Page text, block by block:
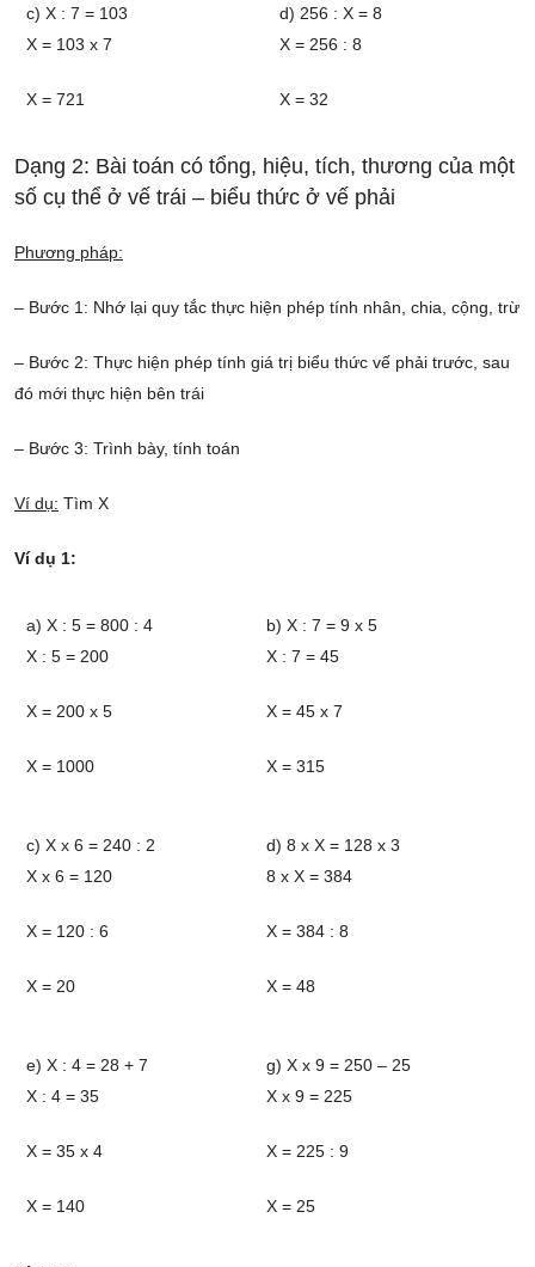
c) X : 7 = 103
X = 103 x 7
X = 721
d) 256 : X = 8
X = 256 : 8
X = 32
Dạng 2: Bài toán có tổng, hiệu, tích, thương của một
số cụ thể ở vế trái – biểu thức ở vế phải
Phương pháp:
– Bước 1: Nhớ lại quy tắc thực hiện phép tính nhân, chia, cộng, trừ
– Bước 2: Thực hiện phép tính giá trị biểu thức vế phải trước, sau
đó mới thực hiện bên trái
– Bước 3: Trình bày, tính toán
Ví dụ: Tìm X
Ví dụ 1:
a) X : 5 = 800 : 4
X : 5 = 200
X = 200 x 5
X = 1000
b) X : 7 = 9 x 5
X : 7 = 45
X = 45 x 7
X = 315
c) X x 6 = 240 : 2
X x 6 = 120
X = 120 : 6
X = 20
d) 8 x X = 128 x 3
8 x X = 384
X = 384 : 8
X = 48
e) X : 4 = 28 + 7
X : 4 = 35
X = 35 x 4
X = 140
g) X x 9 = 250 – 25
X x 9 = 225
X = 225 : 9
X = 25